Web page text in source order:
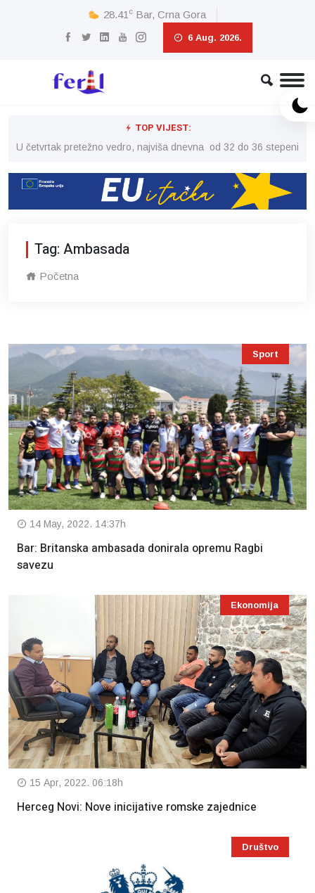
28.41 c Bar, Crna Gora
6 Aug. 2026.
TOP VIJEST:
U četvrtak pretežno vedro, najviša dnevna od 32 do 36 stepeni
Tag: Ambasada
Početna
Sport
14 May, 2022. 14:37h
Bar: Britanska ambasada donirala opremu Ragbi
savezu
Ekonomija
15 Apr, 2022. 06:18h
Herceg Novi: Nove inicijative romske zajednice
Društvo